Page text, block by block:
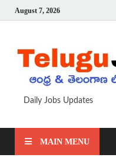
August 7, 2026
Daily Jobs Updates
MAIN MENU